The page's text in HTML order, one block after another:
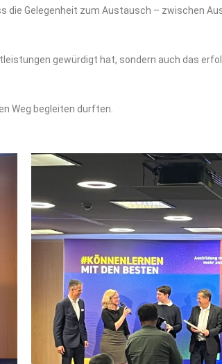
die Gelegenheit zum Austausch – zwischen
gewürdigt hat, sondern auch das
Weg begleiten durften.